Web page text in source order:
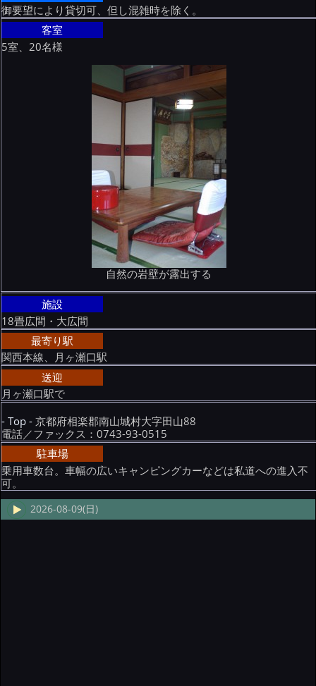
御要望により貸切可、但し混雑時を除く。
客室
5室、20名様
自然の岩壁が露出する
施設
18畳広間・大広間
最寄り駅
関西本線、月ヶ瀬口駅
送迎
月ヶ瀬口駅で
- Top -京都府相楽郡南山城村大字田山88
電話／ファックス：0743-93-0515
駐車場
乗用車数台。車幅の広いキャンピングカーなどは私道への進入不
可。
2026-08-09(日)